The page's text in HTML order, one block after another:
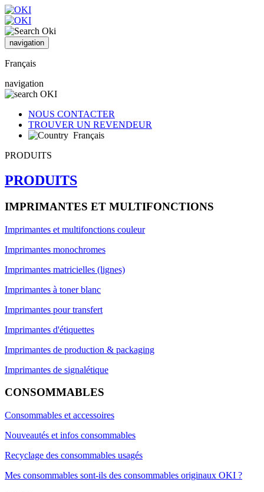
navigation
Français
navigation
NOUS CONTACTER
TROUVER UN REVENDEUR
Français
PRODUITS
PRODUITS
IMPRIMANTES ET MULTIFONCTIONS
Imprimantes et multifonctions couleur
Imprimantes monochromes
Imprimantes matricielles (lignes)
Imprimantes à toner blanc
Imprimantes pour transfert
Imprimantes d'étiquettes
Imprimantes de production & packaging
Imprimantes de signalétique
CONSOMMABLES
Consommables et accessoires
Nouveautés et infos consommables
Recyclage des consommables usagés
Mes consommables sont-ils des consommables originaux OKI ?